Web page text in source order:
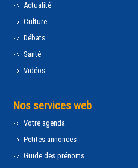
Actualité
Culture
Débats
Santé
Vidéos
Nos services web
Votre agenda
Petites annonces
Guide des prénoms